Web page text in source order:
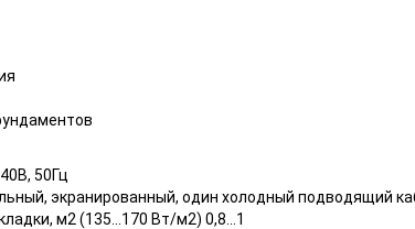
50Гц
экранированный, один холодный подводящий
м2 (135...170 Вт/м2) 0,8...1